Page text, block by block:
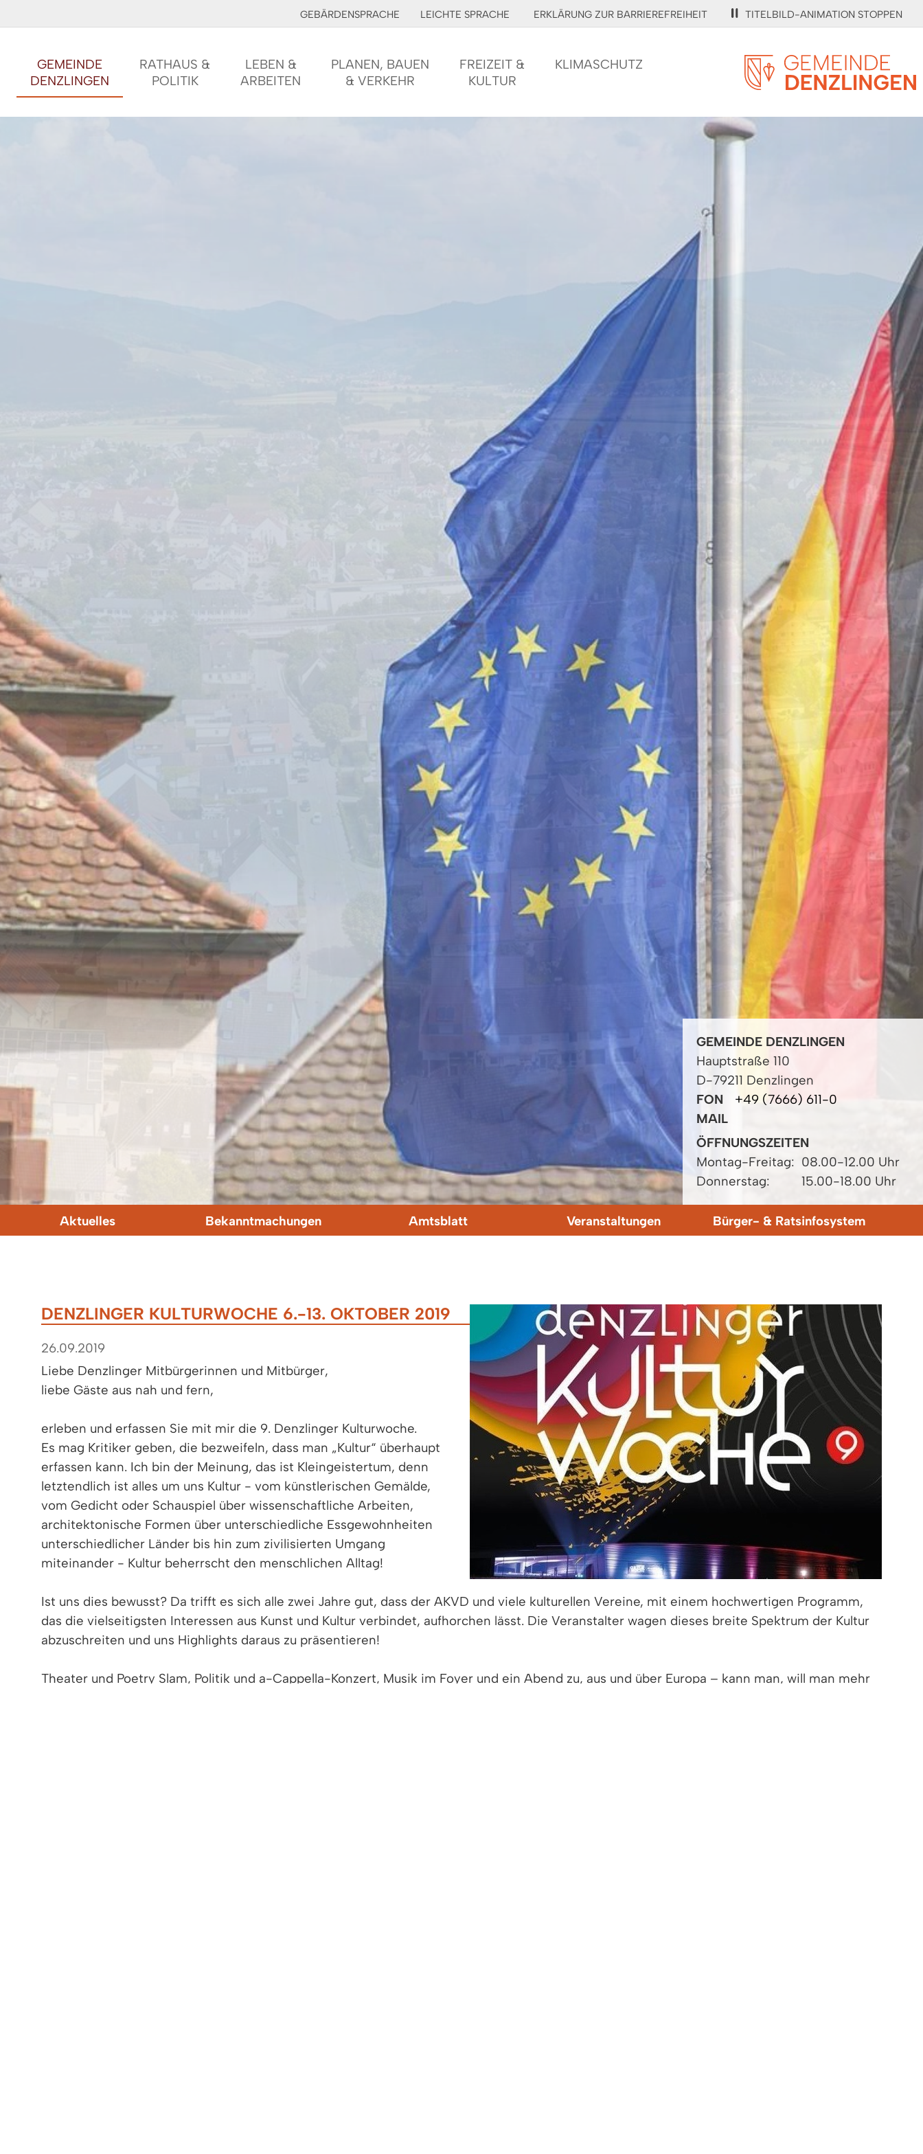
GEBÄRDENSPRACHE LEICHTE SPRACHE ERKLÄRUNG ZUR BARRIEREFREIHEIT TITELBILD-ANIMATION STOPPEN
GEMEINDE
DENZLINGEN
RATHAUS &
POLITIK
LEBEN &
ARBEITEN
PLANEN, BAUEN
& VERKEHR
FREIZEIT &
KULTUR
KLIMASCHUTZ
GEMEINDE DENZLINGEN
Hauptstraße 110
D-79211 Denzlingen
FON
+49 (7666) 611-0
MAIL
ÖFFNUNGSZEITEN
Montag-Freitag: 08.00-12.00 Uhr
Donnerstag:
15.00-18.00 Uhr
Aktuelles Bekanntmachungen Amtsblatt Veranstaltungen Bürger- & Ratsinfosystem
DENZLINGER KULTURWOCHE 6.-13. OKTOBER 2019
26.09.2019
Liebe Denzlinger Mitbürgerinnen und Mitbürger,
liebe Gäste aus nah und fern,
erleben und erfassen Sie mit mir die 9. Denzlinger Kulturwoche.
Es mag Kritiker geben, die bezweifeln, dass man „Kultur“ überhaupt
erfassen kann. Ich bin der Meinung, das ist Kleingeistertum, denn
letztendlich ist alles um uns Kultur - vom künstlerischen Gemälde,
vom Gedicht oder Schauspiel über wissenschaftliche Arbeiten,
architektonische Formen über unterschiedliche Essgewohnheiten
unterschiedlicher Länder bis hin zum zivilisierten Umgang
miteinander - Kultur beherrscht den menschlichen Alltag!
Ist uns dies bewusst? Da trifft es sich alle zwei Jahre gut, dass der AKVD und viele kulturellen Vereine, mit einem hochwertigen Programm,
das die vielseitigsten Interessen aus Kunst und Kultur verbindet, aufhorchen lässt. Die Veranstalter wagen dieses breite Spektrum der Kultur
abzuschreiten und uns Highlights daraus zu präsentieren!
Theater und Poetry Slam, Politik und a-Cappella-Konzert, Musik im Foyer und ein Abend zu, aus und über Europa – kann man, will man mehr